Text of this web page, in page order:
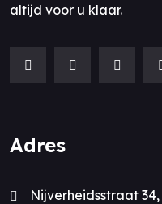
altijd voor u klaar.
Adres
Nijverheidsstraat 34,